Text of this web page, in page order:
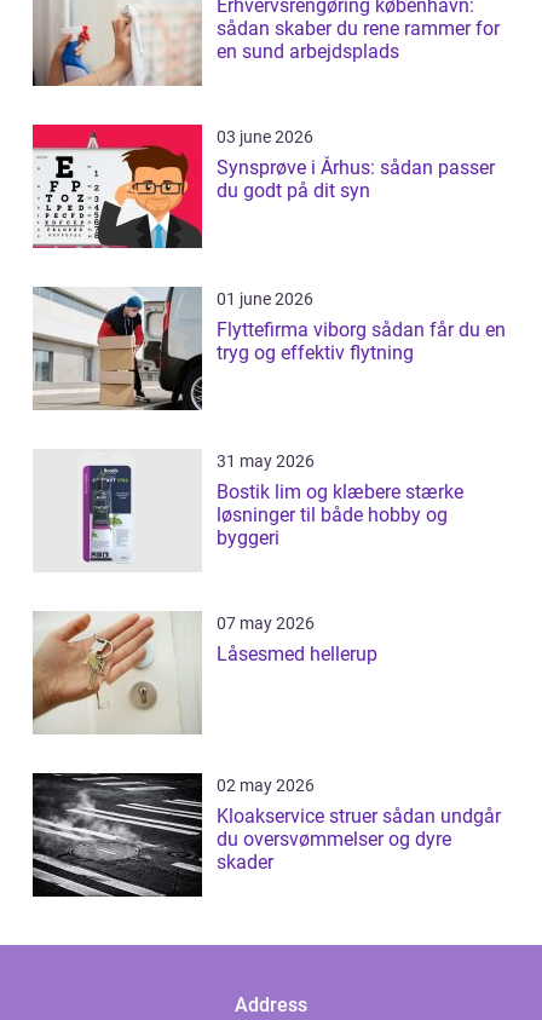
Erhvervsrengøring københavn:
sådan skaber du rene rammer for
en sund arbejdsplads
03 june 2026
Synsprøve i Århus: sådan passer
du godt på dit syn
01 june 2026
Flyttefirma viborg sådan får du en
tryg og effektiv flytning
31 may 2026
Bostik lim og klæbere stærke
løsninger til både hobby og
byggeri
07 may 2026
Låsesmed hellerup
02 may 2026
Kloakservice struer sådan undgår
du oversvømmelser og dyre
skader
Address